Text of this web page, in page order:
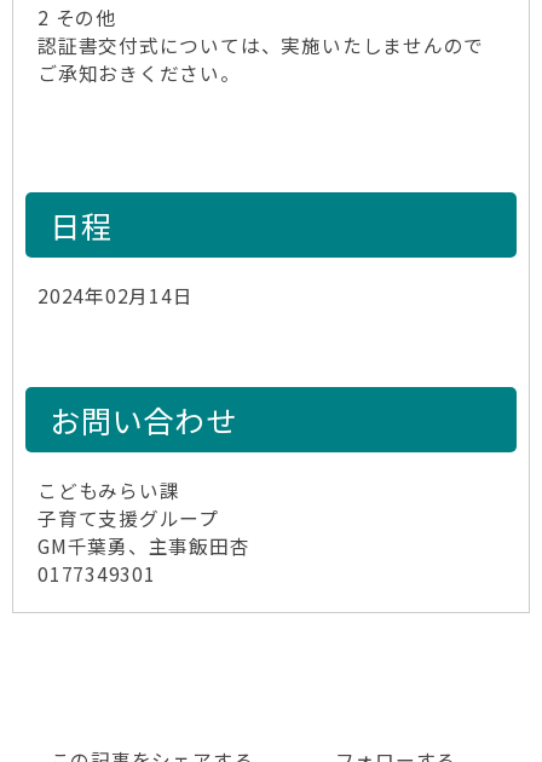
2 その他
認証書交付式については、実施いたしませんので
ご承知おきください。
日程
2024年02月14日
お問い合わせ
こどもみらい課
子育て支援グループ
GM千葉勇、主事飯田杏
0177349301